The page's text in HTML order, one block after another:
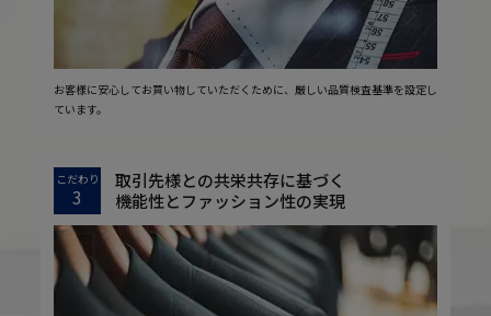
お客様に安心してお買い物していただくために、厳しい品質検査基準を設定し
ています。
こだわり
3
取引先様との共栄共存に基づく
機能性とファッション性の実現